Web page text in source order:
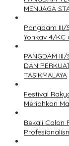
MENJAGA
Pangdam III/
Yonkav 4/
PANGDAM
DAN
TASIKMALAYA
Festival
Meriahkan
Bekali Calon